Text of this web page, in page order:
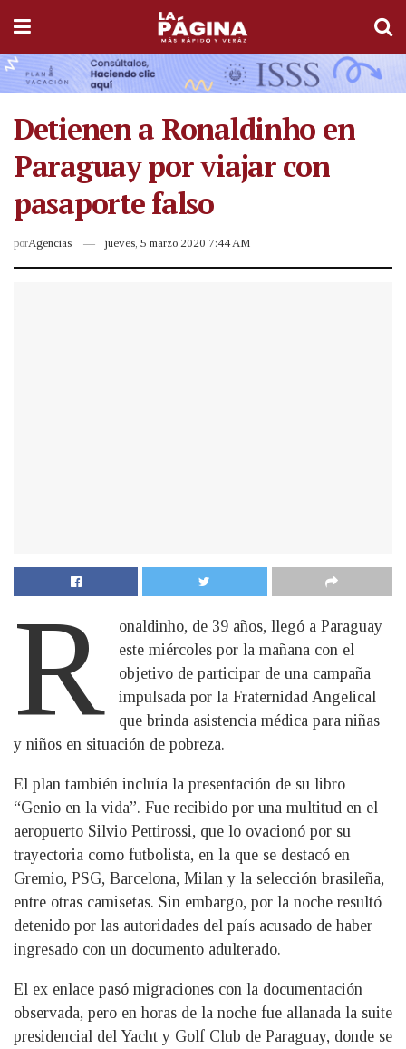
Detienen a Ronaldinho en
Paraguay por viajar con
pasaporte falso
porAgencias jueves, 5 marzo 2020 7:44 AM
R
onaldinho, de 39 años, llegó a Paraguay
este miércoles por la mañana con el
objetivo de participar de una campaña
impulsada por la Fraternidad Angelical
que brinda asistencia médica para niñas
y niños en situación de pobreza.
El plan también incluía la presentación de su libro
“Genio en la vida”. Fue recibido por una multitud en el
aeropuerto Silvio Pettirossi, que lo ovacionó por su
trayectoria como futbolista, en la que se destacó en
Gremio, PSG, Barcelona, Milan y la selección brasileña,
entre otras camisetas. Sin embargo, por la noche resultó
detenido por las autoridades del país acusado de haber
ingresado con un documento adulterado.
El ex enlace pasó migraciones con la documentación
observada, pero en horas de la noche fue allanada la suite
presidencial del Yacht y Golf Club de Paraguay, donde se